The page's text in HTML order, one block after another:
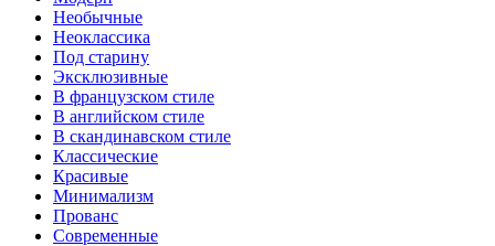
Необычные
Неоклассика
Под старину
Эксклюзивные
В французском стиле
В английском стиле
В скандинавском стиле
Классические
Красивые
Минимализм
Прованс
Современные